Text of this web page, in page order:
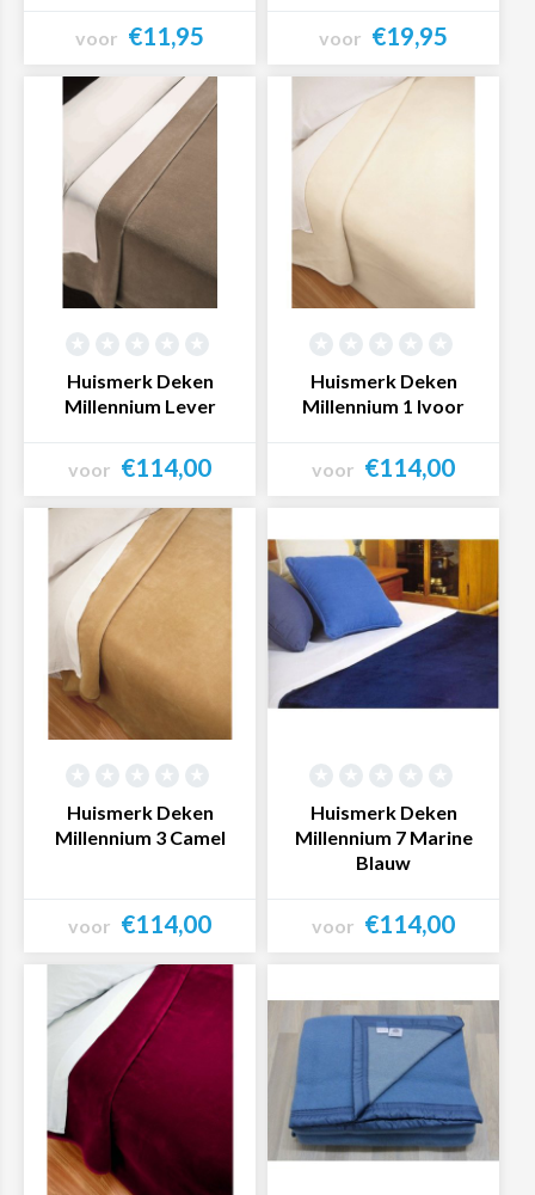
voor €11,95
Bekijk product
voor €19,95
Bekijk product
Huismerk Deken
Millennium Lever
voor €114,00
Bekijk product
Huismerk Deken
Millennium 1 Ivoor
voor €114,00
Huismerk Deken
Millennium 3 Camel
voor €114,00
Bekijk product
Huismerk Deken
Millennium 7 Marine
Blauw
voor €114,00